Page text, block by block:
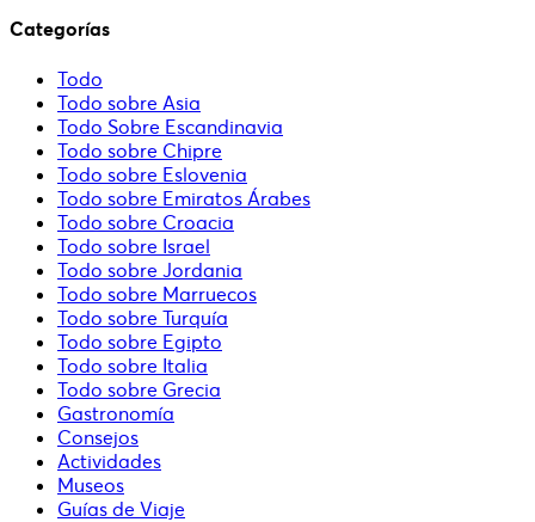
Categorías
Todo
Todo sobre Asia
Todo Sobre Escandinavia
Todo sobre Chipre
Todo sobre Eslovenia
Todo sobre Emiratos Árabes
Todo sobre Croacia
Todo sobre Israel
Todo sobre Jordania
Todo sobre Marruecos
Todo sobre Turquía
Todo sobre Egipto
Todo sobre Italia
Todo sobre Grecia
Gastronomía
Consejos
Actividades
Museos
Guías de Viaje